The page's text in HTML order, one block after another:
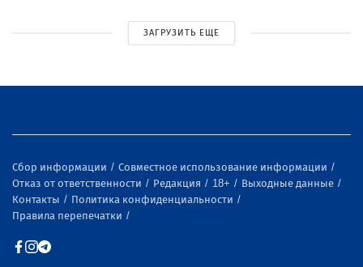
ЗАГРУЗИТЬ ЕЩЕ
Сбор информации
Совместное использование информации
Отказ от ответственности
Редакция 18+
Выходные данные
Контакты
Политика конфиденциальности
Правила перепечатки